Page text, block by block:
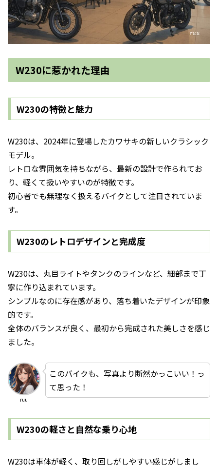
W230に惹かれた理由
W230の特徴と魅力
W230は、2024年に登場したカワサキの新しいクラシック
モデル。
レトロな雰囲気を持ちながら、最新の設計で作られてお
り、軽くて扱いやすいのが特徴です。
初心者でも無理なく扱えるバイクとして注目されていま
す。
W230のレトロデザインと完成度
W230は、丸目ライトやタンクのラインなど、細部まで丁
寧に作り込まれています。
シンプルなのに存在感があり、落ち着いたデザインが印象
的です。
全体のバランスが良く、最初から完成された美しさを感じ
ました。
ruu
このバイクも、写真より断然かっこいい！っ
て思った！
W230の軽さと自然な乗り心地
W230は車体が軽く、取り回しがしやすい感じがしまし